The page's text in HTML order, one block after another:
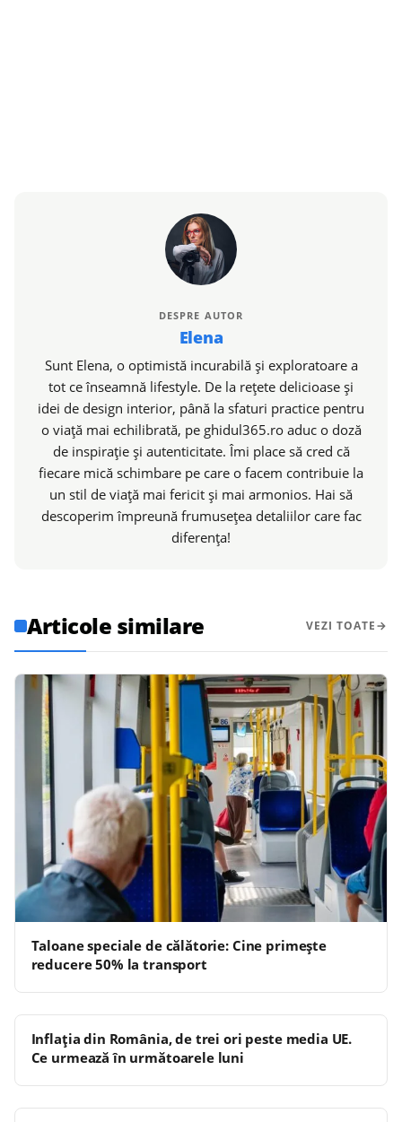
DESPRE AUTOR
Elena
Sunt Elena, o optimistă incurabilă și exploratoare a
tot ce înseamnă lifestyle. De la rețete delicioase și
idei de design interior, până la sfaturi practice pentru
o viață mai echilibrată, pe ghidul365.ro aduc o doză
de inspirație și autenticitate. Îmi place să cred că
fiecare mică schimbare pe care o facem contribuie la
un stil de viață mai fericit și mai armonios. Hai să
descoperim împreună frumusețea detaliilor care fac
diferența!
Articole similare VEZI TOATE
Taloane speciale de călătorie: Cine primește
reducere 50% la transport
Inflația din România, de trei ori peste media UE.
Ce urmează în următoarele luni